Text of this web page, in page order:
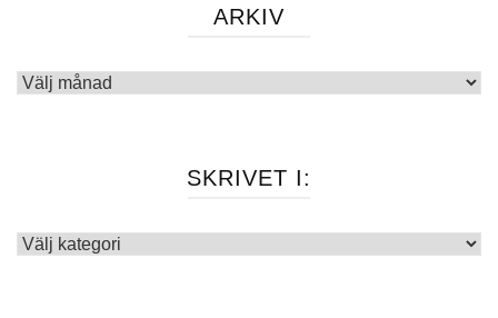
ARKIV
Arkiv
SKRIVET I:
Skrivet